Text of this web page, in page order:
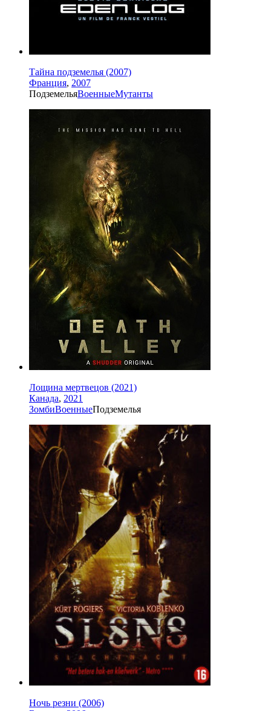
Тайна подземелья (2007)
Франция, 2007
ПодземельяВоенныеМутанты
Лощина мертвецов (2021)
Канада, 2021
ЗомбиВоенныеПодземелья
Ночь резни (2006)